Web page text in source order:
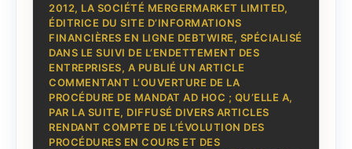
2012, LA SOCIÉTÉ MERGERMARKET LIMITED,
ÉDITRICE DU SITE D’INFORMATIONS
FINANCIÈRES EN LIGNE DEBTWIRE, SPÉCIALISÉ
DANS LE SUIVI DE L’ENDETTEMENT DES
ENTREPRISES, A PUBLIÉ UN ARTICLE
COMMENTANT L’OUVERTURE DE LA
PROCÉDURE DE MANDAT AD HOC ; QU’ELLE A,
PAR LA SUITE, DIFFUSÉ DIVERS ARTICLES
RENDANT COMPTE DE L’ÉVOLUTION DES
PROCÉDURES EN COURS ET DES